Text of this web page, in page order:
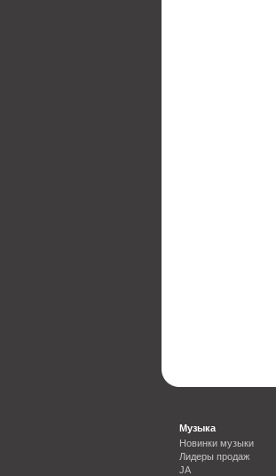
Музыка
Новинки музыки
Лидеры продаж
JA